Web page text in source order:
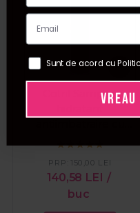
Cotril Sampon
140,58 LEI /
buc
PRP: 150,00 LEI
Sunt de acord cu